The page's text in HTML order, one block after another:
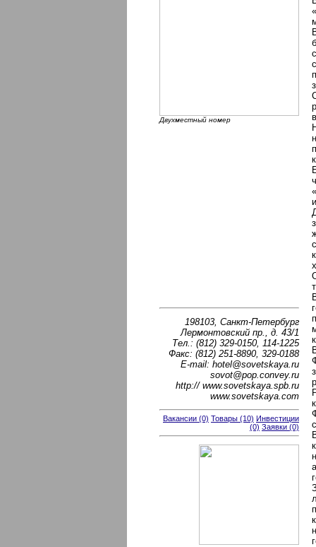
Двухместный номер
198103, Санкт-Петербург
Лермонтовский пр., д. 43/1
Тел.: (812) 329-0150, 114-1225
Факс: (812) 251-8890, 329-0188
E-mail: hotel@sovetskaya.ru
sovot@pop.convey.ru
http:// www.sovetskaya.spb.ru
www.sovetskaya.com
Вакансии (0) Товары (10) Инвестиции
(0) Заявки (0)